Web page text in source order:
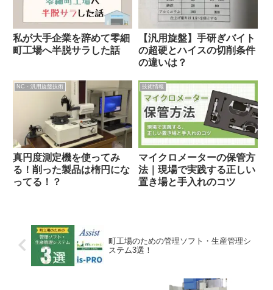
私が大手企業を辞めて零細
町工場へ半脱サラした話
【汎用旋盤】手研ぎバイト
の超硬とハイスの切削条件
の違いは？
NC・汎用旋盤技術
真円度測定機を使ってみ
る！削った製品は楕円にな
ってる！？
技術情報
マイクロメーターの保管方
法｜現場で実践する正しい
置き場と手入れのコツ
町工場のための管理ソフト・生産管理シ
ステム3選！